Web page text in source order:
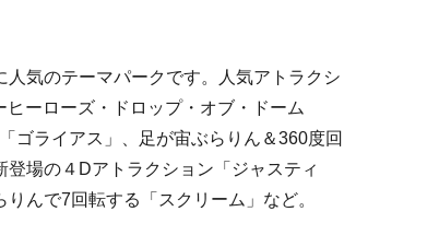
気のテーマパークです。人気アトラクシ
ーローズ・ドロップ・オブ・ドーム
ゴライアス」、足が宙ぶらりん＆360度回
場の４Dアトラクション「ジャスティ
んで7回転する「スクリーム」など。